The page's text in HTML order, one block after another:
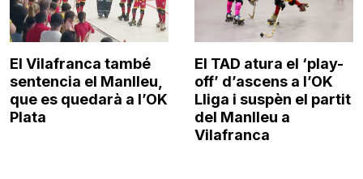
El Vilafranca també
sentencia el Manlleu,
que es quedarà a l’OK
Plata
El TAD atura el ‘play-
off’ d’ascens a l’OK
Lliga i suspèn el partit
del Manlleu a
Vilafranca